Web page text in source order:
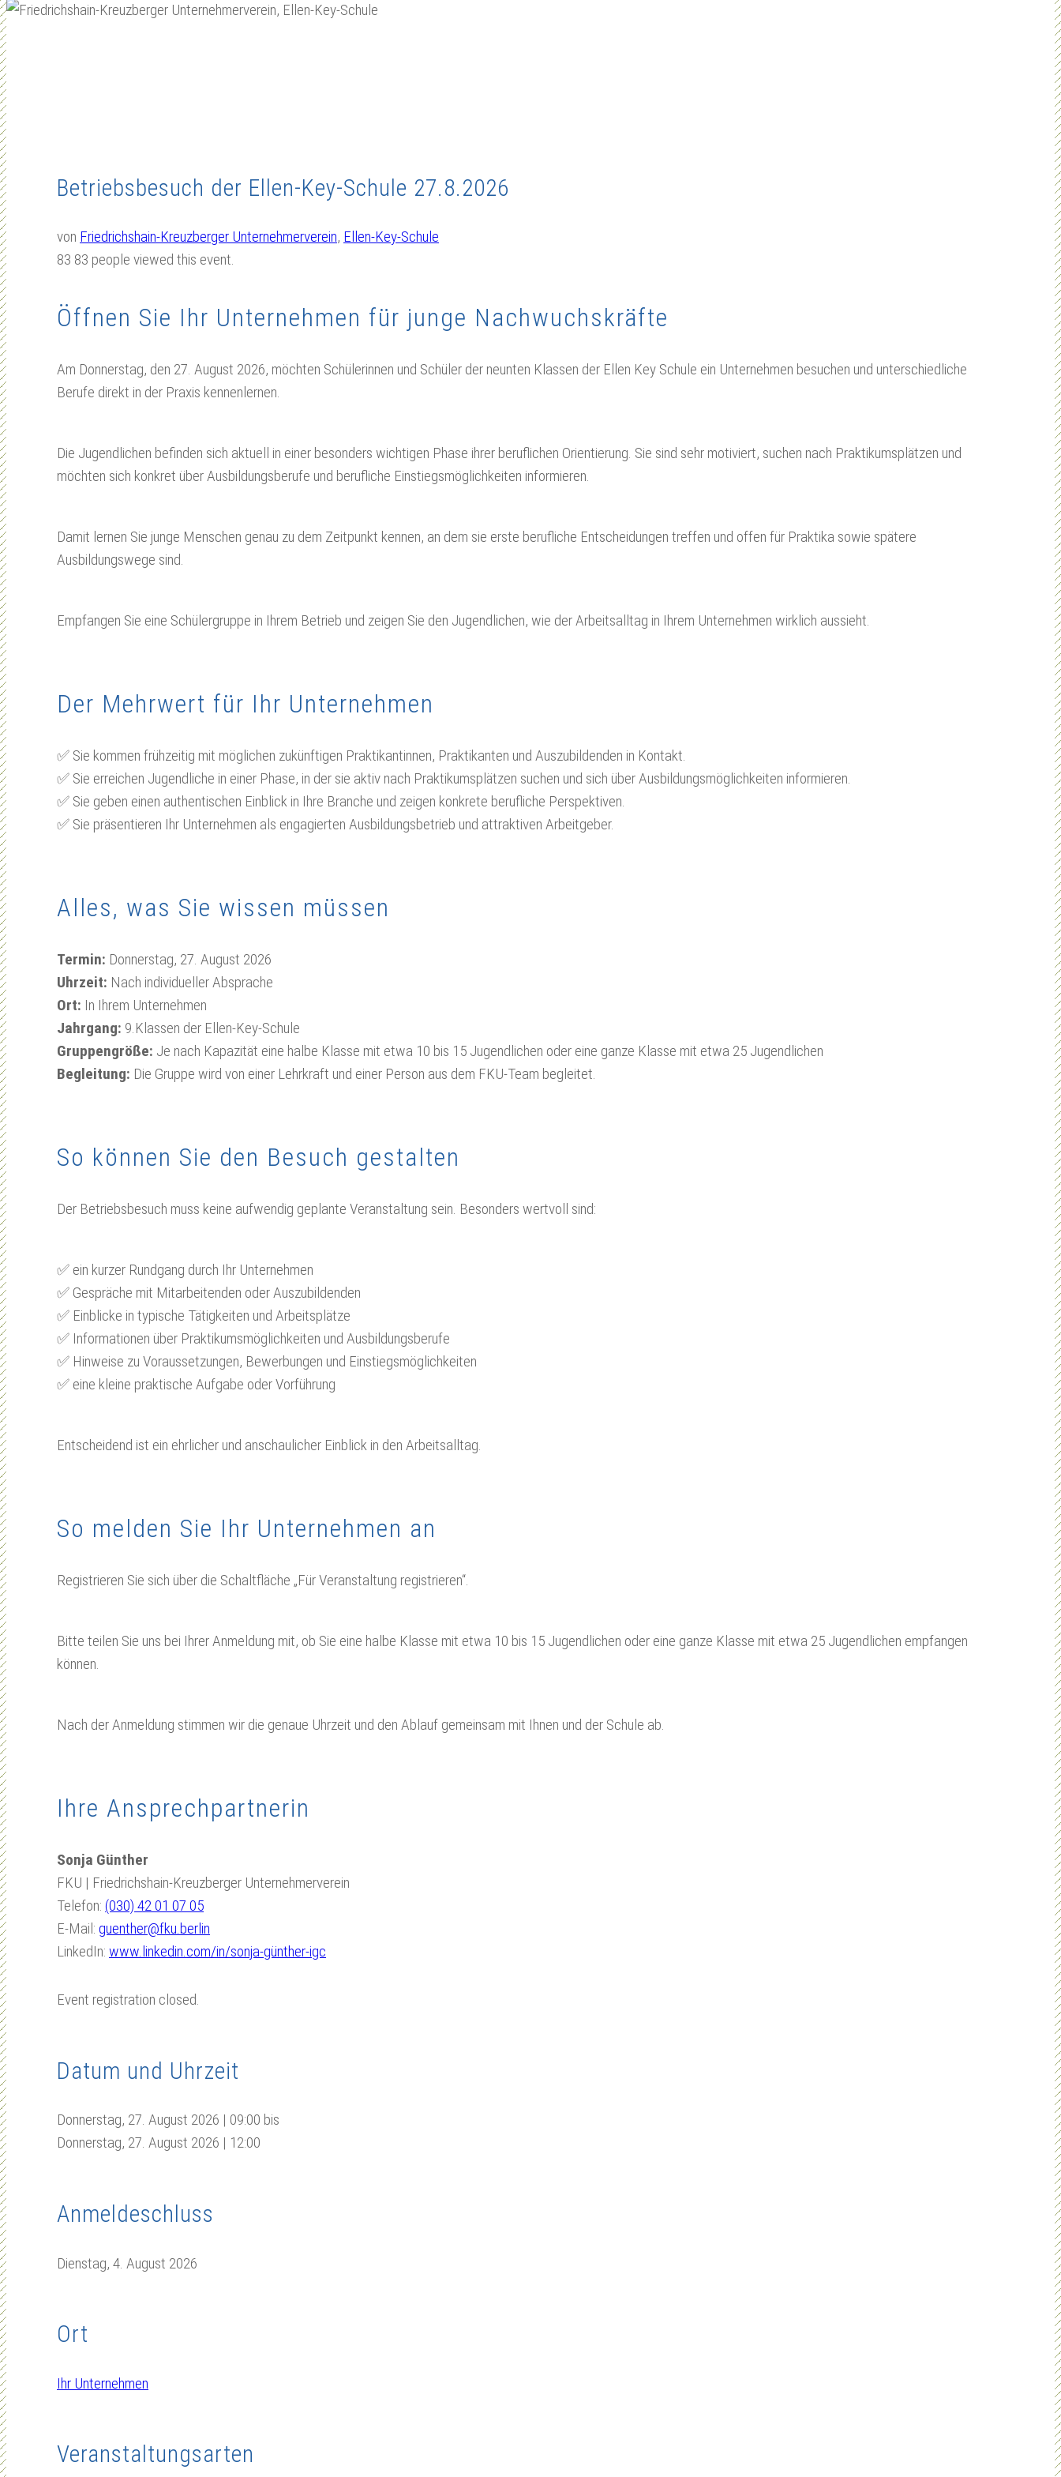
Betriebsbesuch der Ellen-Key-Schule 27.8.2026
von Friedrichshain-Kreuzberger Unternehmerverein, Ellen-Key-Schule
83 83 people viewed this event.
Öffnen Sie Ihr Unternehmen für junge Nachwuchskräfte
Am Donnerstag, den 27. August 2026, möchten Schülerinnen und Schüler der neunten Klassen der Ellen Key Schule ein Unternehmen besuchen und unterschiedliche
Berufe direkt in der Praxis kennenlernen.
Die Jugendlichen befinden sich aktuell in einer besonders wichtigen Phase ihrer beruflichen Orientierung. Sie sind sehr motiviert, suchen nach Praktikumsplätzen und
möchten sich konkret über Ausbildungsberufe und berufliche Einstiegsmöglichkeiten informieren.
Damit lernen Sie junge Menschen genau zu dem Zeitpunkt kennen, an dem sie erste berufliche Entscheidungen treffen und offen für Praktika sowie spätere
Ausbildungswege sind.
Empfangen Sie eine Schülergruppe in Ihrem Betrieb und zeigen Sie den Jugendlichen, wie der Arbeitsalltag in Ihrem Unternehmen wirklich aussieht.
Der Mehrwert für Ihr Unternehmen
✅​ Sie kommen frühzeitig mit möglichen zukünftigen Praktikantinnen, Praktikanten und Auszubildenden in Kontakt.
✅​ Sie erreichen Jugendliche in einer Phase, in der sie aktiv nach Praktikumsplätzen suchen und sich über Ausbildungsmöglichkeiten informieren.
✅​ Sie geben einen authentischen Einblick in Ihre Branche und zeigen konkrete berufliche Perspektiven.
✅​ Sie präsentieren Ihr Unternehmen als engagierten Ausbildungsbetrieb und attraktiven Arbeitgeber.
Alles, was Sie wissen müssen
Termin: Donnerstag, 27. August 2026
Uhrzeit: Nach individueller Absprache
Ort: In Ihrem Unternehmen
Jahrgang: 9.Klassen der Ellen-Key-Schule
Gruppengröße: Je nach Kapazität eine halbe Klasse mit etwa 10 bis 15 Jugendlichen oder eine ganze Klasse mit etwa 25 Jugendlichen
Begleitung: Die Gruppe wird von einer Lehrkraft und einer Person aus dem FKU-Team begleitet.
So können Sie den Besuch gestalten
Der Betriebsbesuch muss keine aufwendig geplante Veranstaltung sein. Besonders wertvoll sind:
✅​ ein kurzer Rundgang durch Ihr Unternehmen
✅​ Gespräche mit Mitarbeitenden oder Auszubildenden
✅​ Einblicke in typische Tätigkeiten und Arbeitsplätze
✅​ Informationen über Praktikumsmöglichkeiten und Ausbildungsberufe
✅​ Hinweise zu Voraussetzungen, Bewerbungen und Einstiegsmöglichkeiten
✅​ eine kleine praktische Aufgabe oder Vorführung
Entscheidend ist ein ehrlicher und anschaulicher Einblick in den Arbeitsalltag.
So melden Sie Ihr Unternehmen an
Registrieren Sie sich über die Schaltfläche „Für Veranstaltung registrieren“.
Bitte teilen Sie uns bei Ihrer Anmeldung mit, ob Sie eine halbe Klasse mit etwa 10 bis 15 Jugendlichen oder eine ganze Klasse mit etwa 25 Jugendlichen empfangen
können.
Nach der Anmeldung stimmen wir die genaue Uhrzeit und den Ablauf gemeinsam mit Ihnen und der Schule ab.
Ihre Ansprechpartnerin
Sonja Günther
FKU | Friedrichshain-Kreuzberger Unternehmerverein
Telefon: (030) 42 01 07 05
E-Mail: guenther@fku.berlin
LinkedIn: www.linkedin.com/in/sonja-günther-igc
Event registration closed.
Datum und Uhrzeit
Donnerstag, 27. August 2026 | 09:00 bis
Donnerstag, 27. August 2026 | 12:00
Anmeldeschluss
Dienstag, 4. August 2026
Ort
Ihr Unternehmen
Veranstaltungsarten